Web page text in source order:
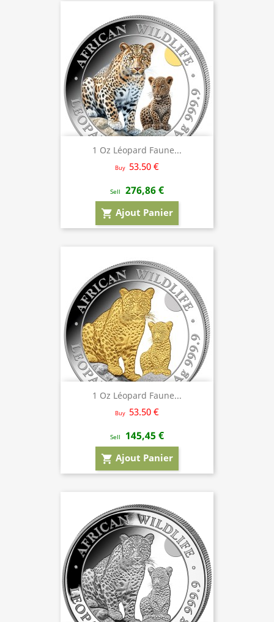
1 Oz Léopard Faune...
Buy 53.50 €
Sell 276,86 €
shopping_cart Ajout Panier
1 Oz Léopard Faune...
Buy 53.50 €
Sell 145,45 €
shopping_cart Ajout Panier